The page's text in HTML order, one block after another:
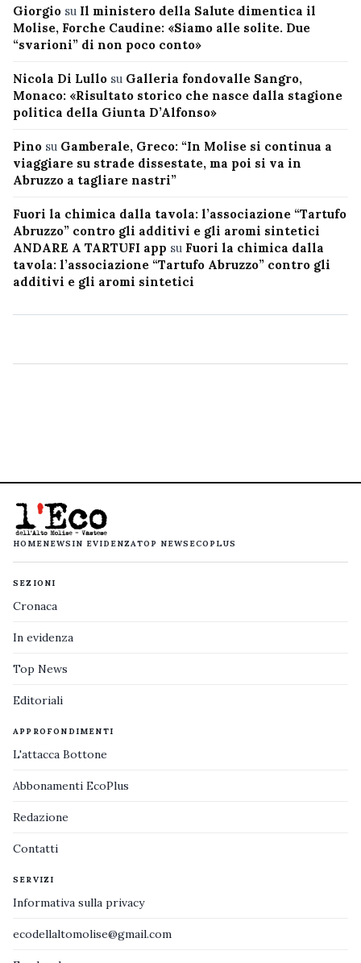
Giorgio su Il ministero della Salute dimentica il
Molise, Forche Caudine: «Siamo alle solite. Due
“svarioni” di non poco conto»
Nicola Di Lullo su Galleria fondovalle Sangro,
Monaco: «Risultato storico che nasce dalla stagione
politica della Giunta D’Alfonso»
Pino su Gamberale, Greco: “In Molise si continua a
viaggiare su strade dissestate, ma poi si va in
Abruzzo a tagliare nastri”
Fuori la chimica dalla tavola: l’associazione “Tartufo
Abruzzo” contro gli additivi e gli aromi sintetici
ANDARE A TARTUFI app su Fuori la chimica dalla
tavola: l’associazione “Tartufo Abruzzo” contro gli
additivi e gli aromi sintetici
HOMENEWS IN EVIDENZATOP NEWS ECOPLUS
SEZIONI
Cronaca
In evidenza
Top News
Editoriali
APPROFONDIMENTI
L'attacca Bottone
Abbonamenti EcoPlus
Redazione
Contatti
SERVIZI
Informativa sulla privacy
ecodellaltomolise@gmail.com